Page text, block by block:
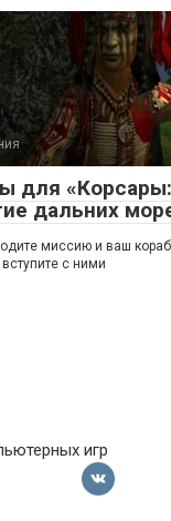
для «Корсары:
дальних
миссию и ваш
с ними
игр